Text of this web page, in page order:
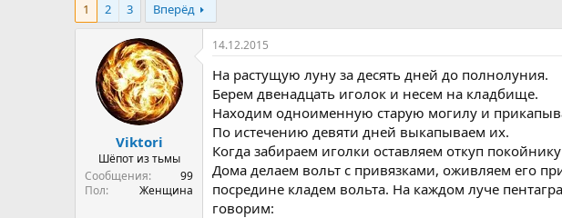
р
м
ы
н
а
ч
а
л
а
1 2 3 Вперёд
Viktori
Шёпот из тьмы
Сообщения
99
Пол
Женщина
14.12.2015
На растущую луну за десять дней до полнолуния.
Берем двенадцать иголок и несем на кладбище.
Находим одноименную старую могилу и
По истечению девяти дней выкапываем их.
Когда забираем иголки оставляем откуп
Дома делаем вольт с привязками, оживляем его
посредине кладем вольта. На каждом луче
говорим: